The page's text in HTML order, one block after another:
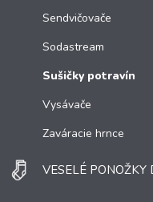
Sendvičovače
Sodastream
Sušičky potravín
Vysávače
Zaváracie hrnce
VESELÉ PONOŽKY